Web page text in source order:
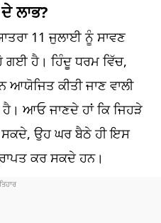
ਲਾਭ?
11 ਜੁਲਾਈ ਨੂੰ ਸਾਵਣ
ਗਈ ਹੈ। ਹਿੰਦੂ ਧਰਮ ਵਿੱਚ,
ਆਯੋਜਿਤ ਕੀਤੀ ਜਾਣ ਵਾਲੀ
ਹੈ। ਆਓ ਜਾਣਦੇ ਹਾਂ ਕਿ ਜਿਹੜੇ
ਸਕਦੇ, ਉਹ ਘਰ ਬੈਠੇ ਹੀ ਇਸ
ਕਰ ਸਕਦੇ ਹਨ।